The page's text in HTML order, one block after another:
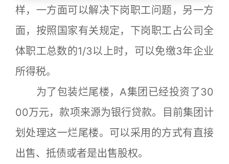
样，一方面可以解决下岗职工问题，另一方
面，按照国家有关规定，下岗职工占公司全
体职工总数的1/3以上时，可以免缴3年企业
所得税。
为了包装烂尾楼，A集团已经投资了30
00万元，款项来源为银行贷款。目前集团计
划处理这一烂尾楼。可以采用的方式有直接
出售、抵债或者是出售股权。